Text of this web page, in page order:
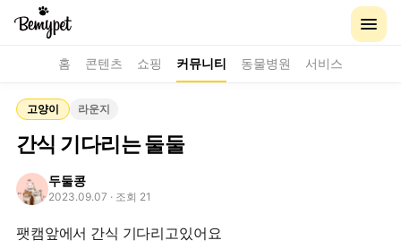
홈 콘텐츠 쇼핑 커뮤니티 동물병원 서비스
고양이 라운지
간식 기다리는 둘둘
두둘콩
2023.09.07 · 조회 21
팻캠앞에서 간식 기다리고있어요